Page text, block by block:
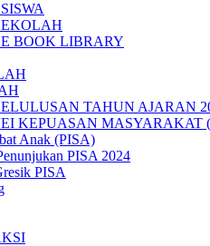
BOOK LIBRARY
TAHUN AJARAN
KEPUASAN MASYARAKAT
Anak (PISA)
PISA 2024
PISA